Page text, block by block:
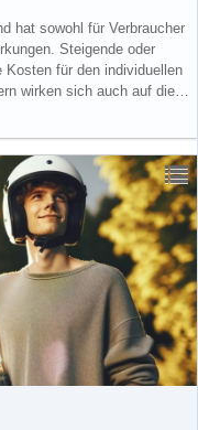
hat sowohl für Verbraucher
Steigende oder
für den individuellen
wirken sich auch auf die…